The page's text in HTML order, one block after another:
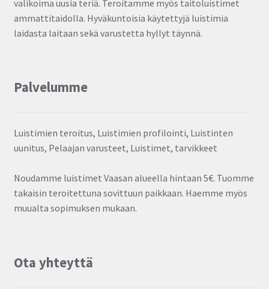
valikoima uusia teriä. Teroitamme myös taitoluistimet
ammattitaidolla. Hyväkuntoisia käytettyjä luistimia
laidasta laitaan sekä varustetta hyllyt täynnä.
Palvelumme
Luistimien teroitus, Luistimien profilointi, Luistinten
uunitus, Pelaajan varusteet, Luistimet, tarvikkeet
Noudamme luistimet Vaasan alueella hintaan 5€. Tuomme
takaisin teroitettuna sovittuun paikkaan. Haemme myös
muualta sopimuksen mukaan.
Ota yhteyttä